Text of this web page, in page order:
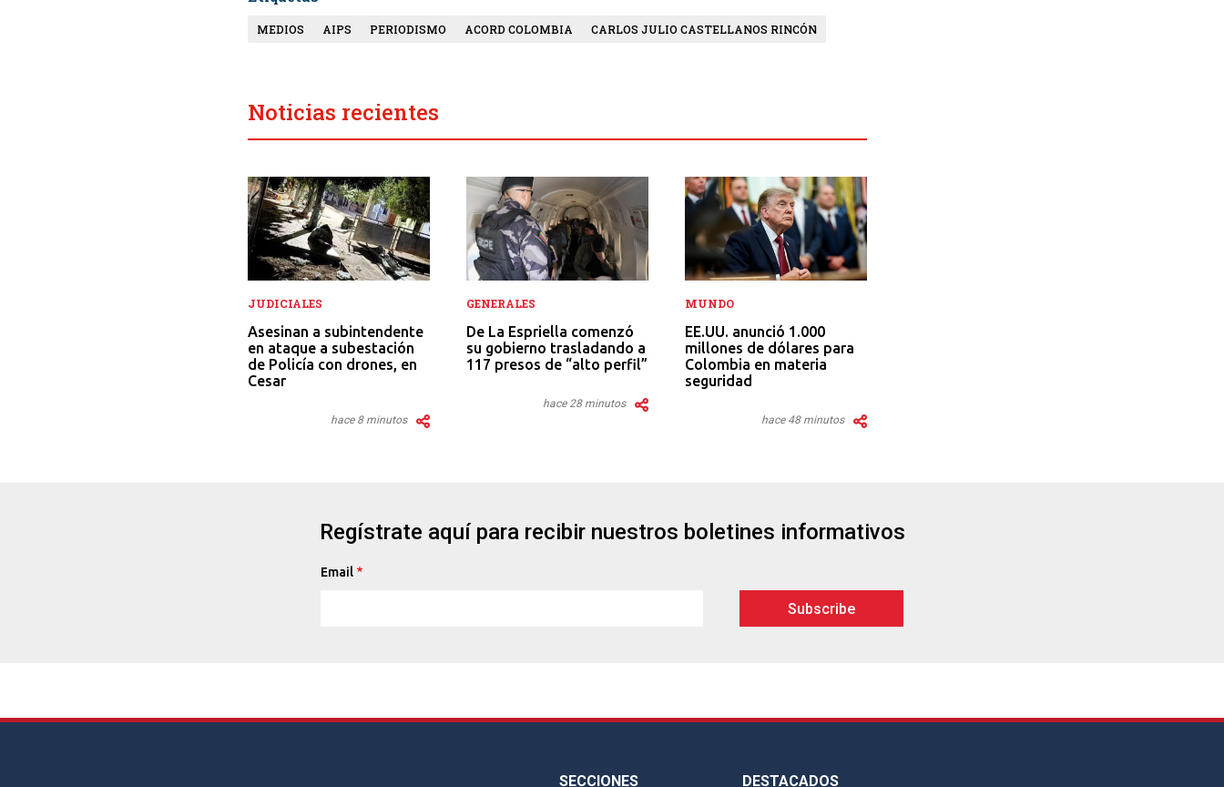
MEDIOS AIPS PERIODISMO ACORD COLOMBIA CARLOS JULIO CASTELLANOS RINCÓN
Noticias recientes
JUDICIALES
Asesinan a subintendente
en ataque a subestación
de Policía con drones, en
Cesar
hace 8 minutos
GENERALES
De La Espriella comenzó
su gobierno trasladando a
117 presos de “alto perfil”
hace 28 minutos
MUNDO
EE.UU. anunció 1.000
millones de dólares para
Colombia en materia
seguridad
hace 48 minutos
Regístrate aquí para recibir nuestros boletines informativos
Email
SECCIONES DESTACADOS